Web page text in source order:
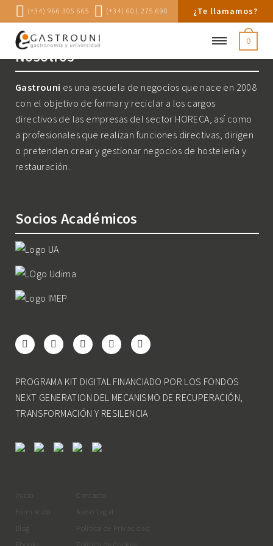
(+34) 966 305 665 (+34) 601 275 690 ¿Te llamamos?
0
Nosotros
Gastrouni es una escuela de negocios que nace en 2008
con el objetivo de formar y reciclar a los cargos
directivos de las empresas del sector HORECA, así como
a profesionales que realizan funciones directivas, dirigen
o pretenden crear y gestionar negocios de hostelería y
restauración.
Socios Académicos
PROGRAMA KIT DIGITAL FINANCIADO POR LOS FONDOS
NEXT GENERATION DEL MECANISMO DE RECUPERACIÓN,
TRANSFORMACIÓN Y RESILENCIA
Inicio
Formación
Blog
Contacto
Aviso Legal
Política de Privacidad